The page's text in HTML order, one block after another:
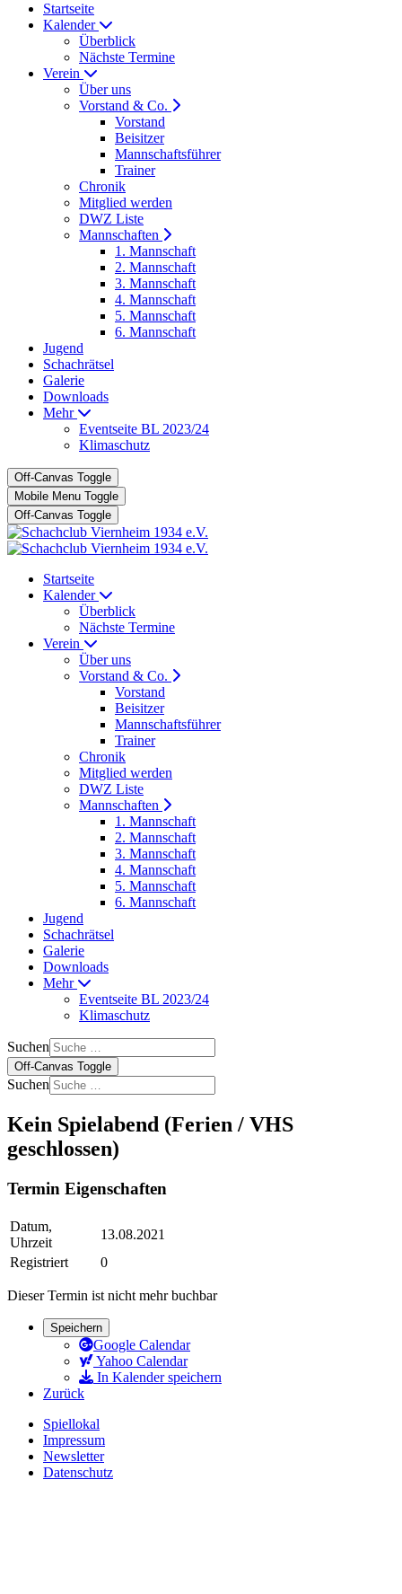
Startseite
Kalender
Überblick
Nächste Termine
Verein
Über uns
Vorstand & Co.
Vorstand
Beisitzer
Mannschaftsführer
Trainer
Chronik
Mitglied werden
DWZ Liste
Mannschaften
1. Mannschaft
2. Mannschaft
3. Mannschaft
4. Mannschaft
5. Mannschaft
6. Mannschaft
Jugend
Schachrätsel
Galerie
Downloads
Mehr
Eventseite BL 2023/24
Klimaschutz
Off-Canvas Toggle
Mobile Menu Toggle
Off-Canvas Toggle
Startseite
Kalender
Überblick
Nächste Termine
Verein
Über uns
Vorstand & Co.
Vorstand
Beisitzer
Mannschaftsführer
Trainer
Chronik
Mitglied werden
DWZ Liste
Mannschaften
1. Mannschaft
2. Mannschaft
3. Mannschaft
4. Mannschaft
5. Mannschaft
6. Mannschaft
Jugend
Schachrätsel
Galerie
Downloads
Mehr
Eventseite BL 2023/24
Klimaschutz
Suchen
Off-Canvas Toggle
Suchen
Kein Spielabend (Ferien / VHS
geschlossen)
Termin Eigenschaften
Datum,
Uhrzeit
13.08.2021
Registriert
0
Dieser Termin ist nicht mehr buchbar
Speichern
Google Calendar
Yahoo Calendar
In Kalender speichern
Zurück
Spiellokal
Impressum
Newsletter
Datenschutz